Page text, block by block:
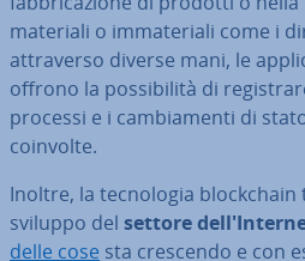
materiali o im­ma­te­ria­li come i
at­tra­ver­so diverse mani, le
offrono la pos­si­bi­li­tà di
processi e i cam­bia­men­ti di
coinvolte.
Inoltre, la tec­no­lo­gia
sviluppo del settore
delle cose sta crescendo e con